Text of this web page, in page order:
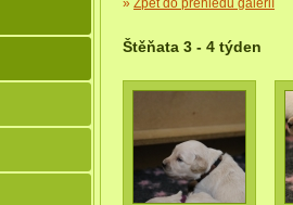
» Zpět do přehledu galerií
Štěňata 3 - 4 týden